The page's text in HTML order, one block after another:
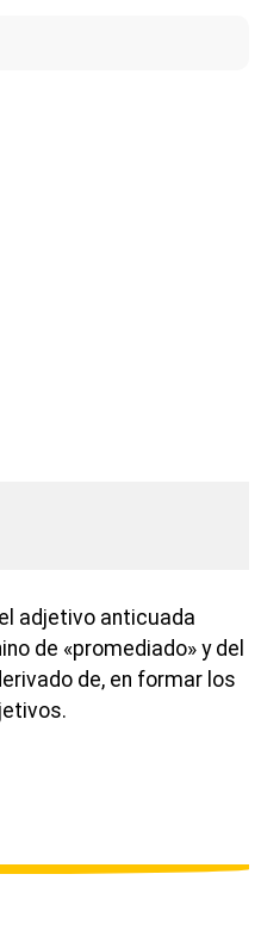
adjetivo anticuada
de «promediado» y del
de, en formar los